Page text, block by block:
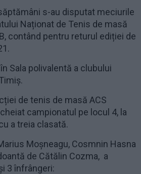
s-au disputat meciurile
Naționat de Tenis de masă
contând pentru returul ediției de
Sala polivalentă a clubului
de tenis de masă ACS
campionatul pe locul 4, la
a treia clasată.
Moșneagu, Cosmnin Hasna
de Cătălin Cozma, a
3 înfrângeri: